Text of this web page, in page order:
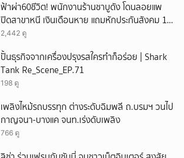
ฟ้าผ่า60ชีวิต! พนักงานร้านชาบูดัง โดนลอยแพ
ปิดสาขาหนี เงินเดือนหาย แถมหักประกันสังคม 11
เดือนแต่ไม่ส่ง?
2,442 ดู
ปั้นธุรกิจจากเครื่องปรุงรสใครทำก็อร่อย | Shark
Tank Re_Scene_EP.71
198 ดู
เพลิงไหม้รถบรรทุก ต่างระดับฉิมพลี ถ.บรมฯ วนไป
กาญจนา-บางแค จนท.เร่งดับเพลิง
766 ดู